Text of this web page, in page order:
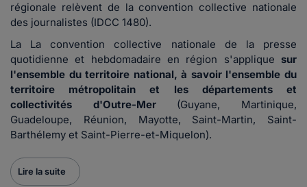
régionale relèvent de la convention collective nationale
des journalistes (IDCC 1480).
La La convention collective nationale de la presse
quotidienne et hebdomadaire en région s'applique sur
l'ensemble du territoire national, à savoir l'ensemble du
territoire métropolitain et les départements et
collectivités d'Outre-Mer(Guyane, Martinique,
Guadeloupe, Réunion, Mayotte, Saint-Martin, Saint-
Barthélemy et Saint-Pierre-et-Miquelon).
Lire la suite